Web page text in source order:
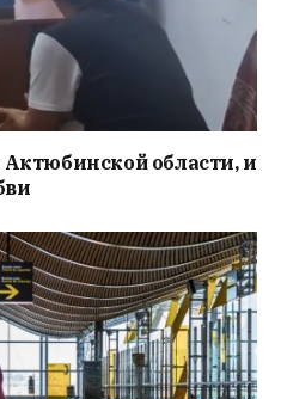
области, и